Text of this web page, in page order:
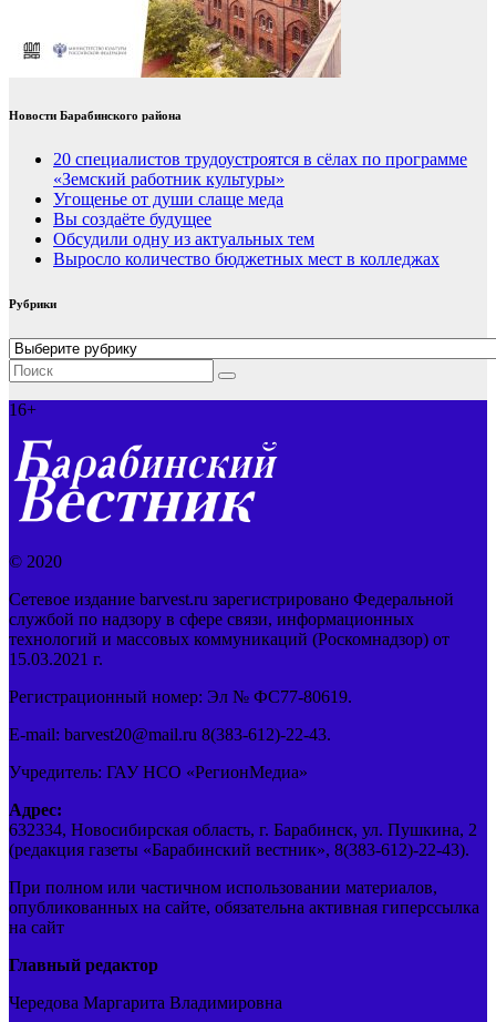
Новости Барабинского района
20 специалистов трудоустроятся в сёлах по программе
«Земский работник культуры»
Угощенье от души слаще меда
Вы создаёте будущее
Обсудили одну из актуальных тем
Выросло количество бюджетных мест в колледжах
Рубрики
Рубрики
16+
© 2020
Сетевое издание barvest.ru зарегистрировано Федеральной
службой по надзору в сфере связи, информационных
технологий и массовых коммуникаций (Роскомнадзор) от
15.03.2021 г.
Регистрационный номер: Эл № ФС77-80619.
E-mail: barvest20@mail.ru 8(383-612)-22-43.
Учредитель: ГАУ НСО «РегионМедиа»
Адрес:
632334, Новосибирская область, г. Барабинск, ул. Пушкина, 2
(редакция газеты «Барабинский вестник», 8(383-612)-22-43).
При полном или частичном использовании материалов,
опубликованных на сайте, обязательна активная гиперссылка
на сайт
Главный редактор
Чередова Маргарита Владимировна